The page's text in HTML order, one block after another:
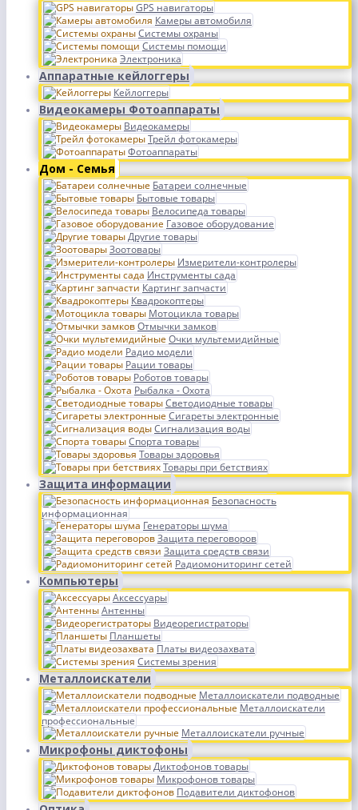
GPS навигаторы
Камеры автомобиля
Системы охраны
Системы помощи
Электроника
Аппаратные кейлоггеры
Кейлоггеры
Видеокамеры Фотоаппараты
Видеокамеры
Трейл фотокамеры
Фотоаппараты
Дом - Семья
Батареи солнечные
Бытовые товары
Велосипеда товары
Газовое оборудование
Другие товары
Зоотовары
Измерители-контролеры
Инструменты сада
Картинг запчасти
Квадрокоптеры
Мотоцикла товары
Отмычки замков
Очки мультемидийные
Радио модели
Рации товары
Роботов товары
Рыбалка - Охота
Светодиодные товары
Сигареты электронные
Сигнализация воды
Спорта товары
Товары здоровья
Товары при бетствиях
Защита информации
Безопасность
информационная
Генераторы шума
Защита переговоров
Защита средств связи
Радиомониторинг сетей
Компьютеры
Аксессуары
Антенны
Видеорегистраторы
Планшеты
Платы видеозахвата
Системы зрения
Металлоискатели
Металлоискатели подводные
Металлоискатели
профессиональные
Металлоискатели ручные
Микрофоны диктофоны
Диктофонов товары
Микрофонов товары
Подавители диктофонов